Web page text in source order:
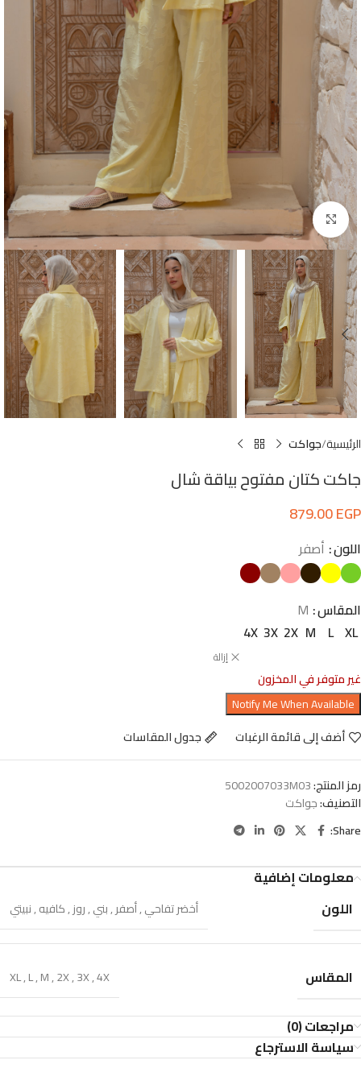
Click to enlarge
الرئيسية جواكت
جاكت كتان مفتوح بياقة شال
879.00EGP
اللون أصفر
المقاس M
XL
L
M
2X
3X
4X
إزالة
غير متوفر في المخزون
أضف إلى قائمة الرغبات جدول المقاسات
رمز المنتج:5002007033M03
التصنيف:جواكت
Share:
معلومات إضافية
اللون
أخضر تفاحي,أصفر,بني,روز,كافيه,نبيتي
المقاس XL,L,M,2X,3X,4X
مراجعات (0)
سياسة الاسترجاع